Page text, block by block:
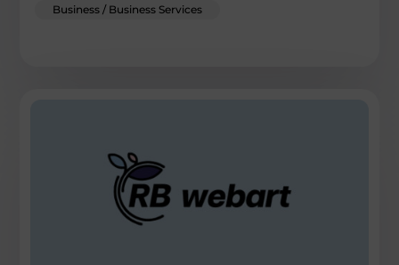
Business / Business Services